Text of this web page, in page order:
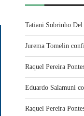
Tatiani Sobrinho
Jurema Tomelin
Raquel Pereira
Eduardo Salamuni
Raquel Pereira